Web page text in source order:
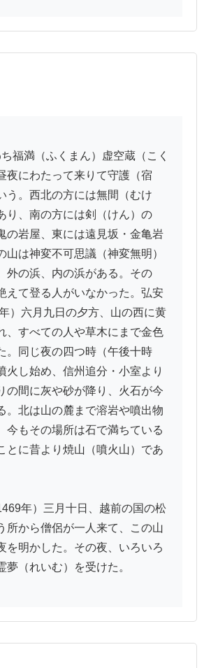
夜にわたって来りて守護（宿
う。西北の方には無間（むけ
り、南の方には剣（けん）の
の岩屋、東には遠見坂・金亀岩
山は神変不可思議（神変無明）
外の浜、内の浜がある。その
えて登る人がいなかった。弘安
）六月九日の夕方、山の西に黄
、すべての人や草木にまで金色
。同じ夜の四つ時（午後十時
火し始め、信州追分・小室より
の間に灰や砂が降り、火石が今
。北は山の麓まで溶岩や噴出物
今もその場所は石で満ちている
とに昔より焼山（噴火山）であ
年）三月十日、越前の国の松
所から僧侶が一人来て、この山
を明かした。その夜、いろいろ
夢（れいむ）を受けた。